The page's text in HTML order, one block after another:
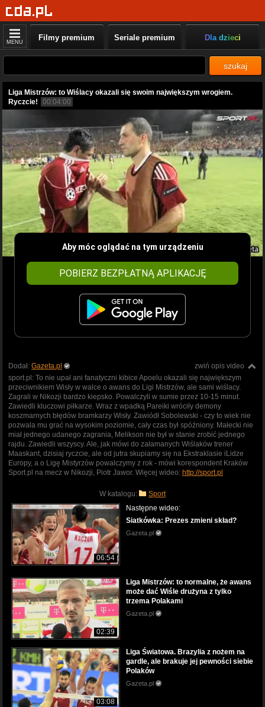
MENU Filmy premium Seriale premium Dla dzieci
szukaj
Liga Mistrzów: to Wiślacy okazali się swoim największym wrogiem.
Ryczcie!
00:04:00
Aby móc oglądać na tym urządzeniu
POBIERZ BEZPŁATNĄ APLIKACJĘ
zwiń opis video
Dodał: Gazeta.pl
sport.pl: To nie upał ani fanatyczni kibice Apoelu okazali się największym
przeciwnikiem Wisły w walce o awans do Ligi Mistrzów, ale sami wiślacy.
Zagrali w Nikozji bardzo kiepsko. Powalczyli w sumie przez 10-15 minut.
Zawiedli kluczowi piłkarze. Wraz z wpadką Pareiki wróciły demony
koszmarnych błędów bramkarzy Wisły. Zawiódł Sobolewski - czy to wiek nie
pozwala mu grać na wysokim poziomie, cały czas był spóźniony. Małecki nie
miał jednego udanego zagrania, Melikson nie był w stanie zrobić jednego
rajdu. Zawiedli wszyscy. Ale, jak mówi do załamanych Wiślaków trener
Maaskant, dzisiaj ryczcie, ale od jutra skupiamy się na Ekstraklasie iLidze
Europy, a o Ligę Mistyrzów powalczymy z rok - mówi korespondent Kraków
Sport.pl na mecz w Nikozji, Piotr Jawor. Więcej wideo: http://sport.pl
W katalogu: Sport
06:54
Następne wideo:
Siatkówka: Prezes zmieni skład?
Gazeta.pl
02:39
Liga Mistrzów: to normalne, że awans
może dać Wiśle drużyna z tylko
trzema Polakami
Gazeta.pl
03:08
Liga Światowa. Brazylia z nożem na
gardle, ale brakuje jej pewności siebie
Polaków
Gazeta.pl